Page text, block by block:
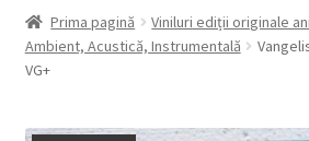
CD-uri originale
Contact
Prima pagină Viniluri ediții originale
Ambient, Acustică, Instrumentală
VG+